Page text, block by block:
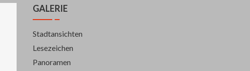
GALERIE
Stadtansichten
Lesezeichen
Panoramen